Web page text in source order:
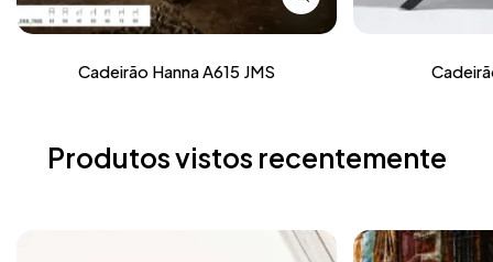
Cadeirão Hanna A615 JMS
Produtos vistos recentemente